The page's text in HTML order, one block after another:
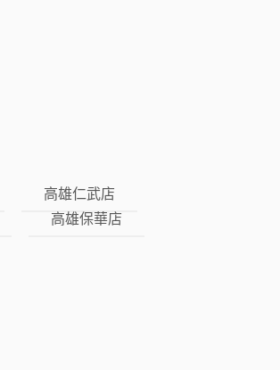
高雄仁武店
高雄保華店